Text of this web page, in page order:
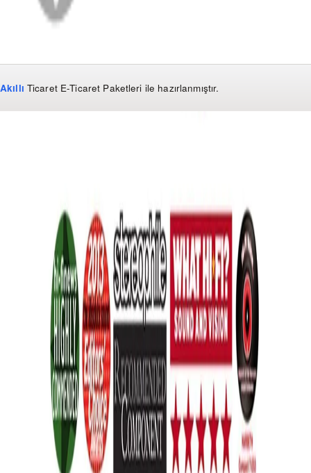
Akıllı Ticaret E-Ticaret Paketleri ile hazırlanmıştır.